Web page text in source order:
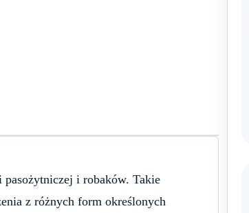
i robaków. Takie
z różnych form określonych